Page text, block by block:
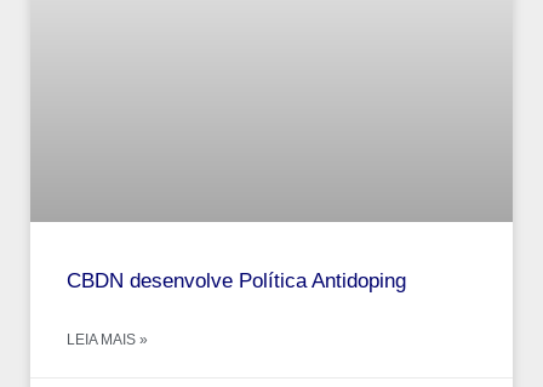
CBDN desenvolve Política Antidoping
LEIA MAIS »